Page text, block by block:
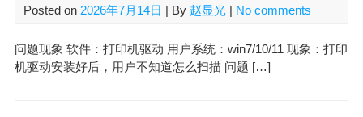
Posted on 2026年7月14日 | By 赵显光| No comments
问题现象 软件：打印机驱动 用户系统：win7/10/11 现象：打印
机驱动安装好后，用户不知道怎么扫描 问题 […]